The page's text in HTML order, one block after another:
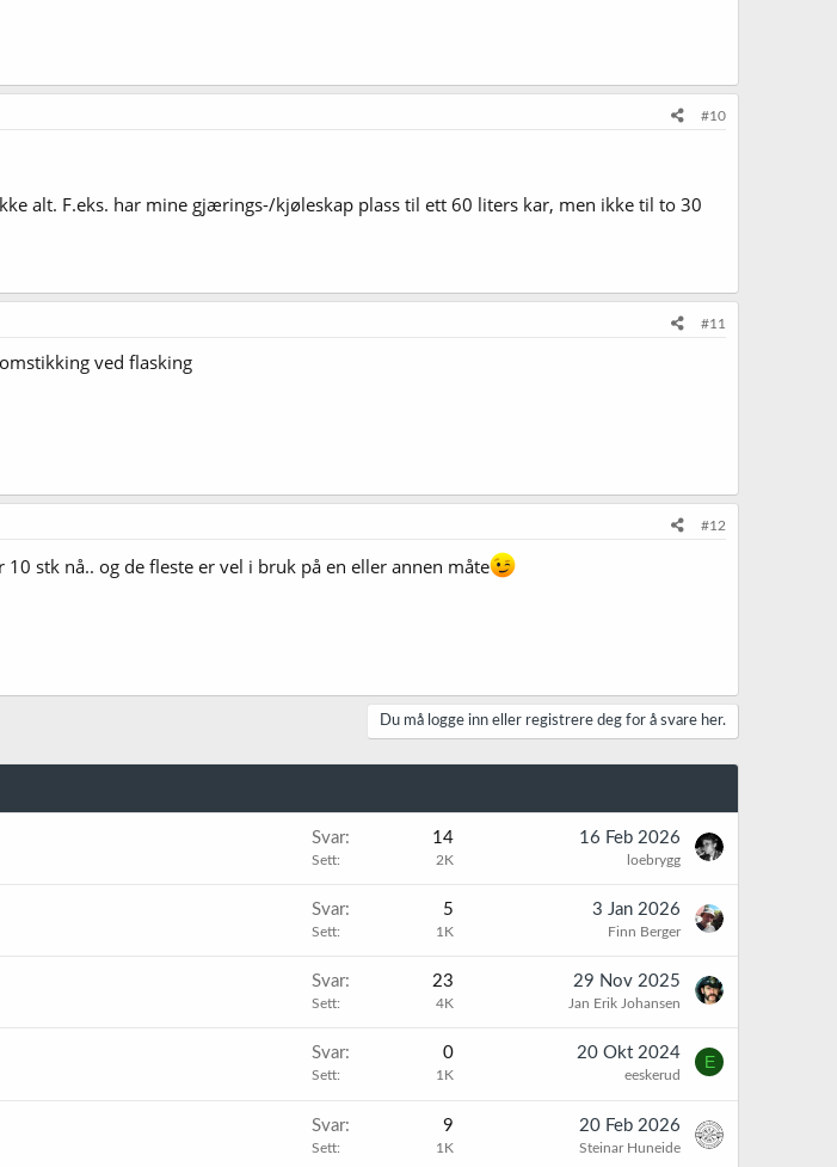
#10
alt. F.eks. har mine gjærings-/kjøleskap plass til ett 60 liters kar, men ikke til to 30
#11
ved flasking
#12
stk nå.. og de fleste er vel i bruk på en eller annen måte
Du må logge inn eller registrere deg for å svare her.
Svar 14
Sett 2K
16 Feb 2026
loebrygg
Svar 5
Sett 1K
3 Jan 2026
Finn Berger
Svar 23
Sett 4K
29 Nov 2025
Jan Erik Johansen
Svar 0
Sett 1K
20 Okt 2024
eeskerud
E
Svar 9
Sett 1K
20 Feb 2026
Steinar Huneide